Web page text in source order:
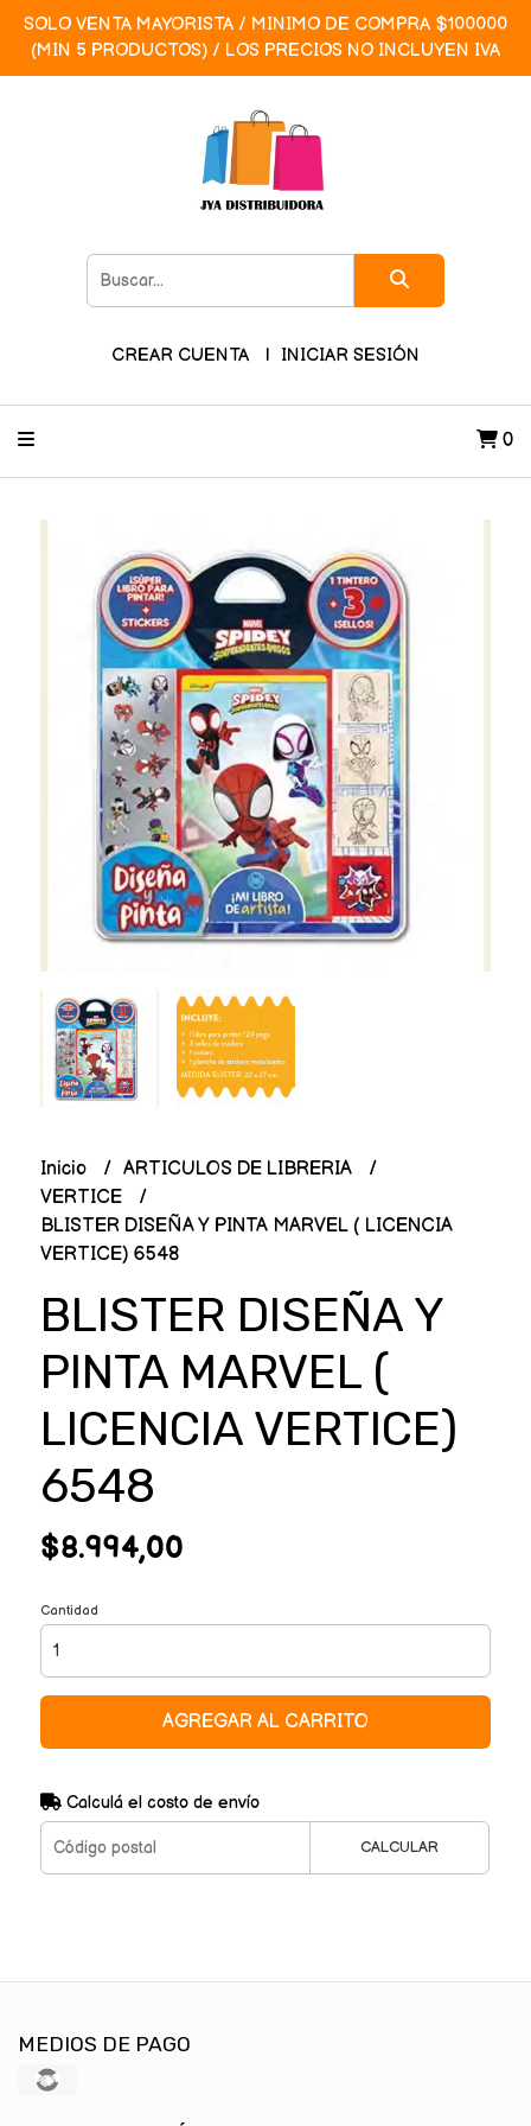
SOLO VENTA MAYORISTA / MINIMO DE COMPRA $100000
(MIN 5 PRODUCTOS) / LOS PRECIOS NO INCLUYEN IVA
CREAR CUENTA INICIAR SESIÓN
0
Inicio
ARTICULOS DE LIBRERIA
VERTICE
BLISTER DISEÑA Y PINTA MARVEL ( LICENCIA
VERTICE) 6548
BLISTER DISEÑA Y
PINTA MARVEL (
LICENCIA VERTICE)
6548
$8.994,00
Cantidad
AGREGAR AL CARRITO
Calculá el costo de envío
CALCULAR
MEDIOS DE PAGO